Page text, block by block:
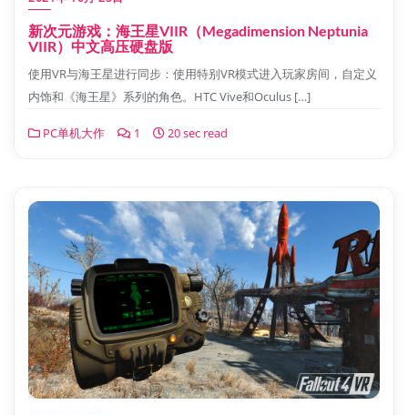
新次元游戏：海王星VIIR（Megadimension Neptunia
VIIR）中文高压硬盘版
使用VR与海王星进行同步：使用特别VR模式进入玩家房间，自定义
内饰和《海王星》系列的角色。HTC Vive和Oculus […]
PC单机大作 1 20 sec read